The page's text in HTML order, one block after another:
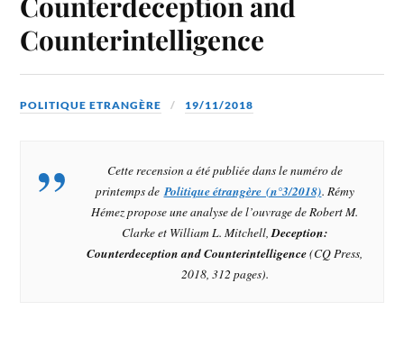
Counterintelligence
POLITIQUE ETRANGÈRE 19/11/2018
Cette recension a été publiée dans le numéro de
printemps dePolitique étrangère (n°3/2018). Rémy
Hémez propose une analyse de l’ouvrage de Robert M.
Clarke et William L. Mitchell,Deception:
Counterdeception and Counterintelligence(CQ Press,
2018, 312 pages).